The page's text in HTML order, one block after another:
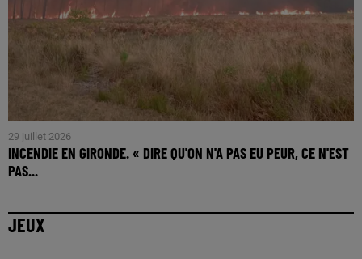
29 juillet 2026
INCENDIE EN GIRONDE. « DIRE QU'ON N'A PAS EU PEUR, CE N'EST
PAS...
JEUX